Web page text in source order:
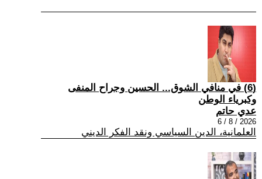
(6) في منافي الشوق... الحسين وجراح المنفى
وكبرياء الوطن
عدي حاتم
2026 / 8 / 6
العلمانية، الدين السياسي ونقد الفكر الديني